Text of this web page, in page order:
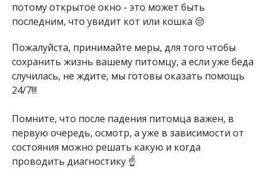
потому открытое окно - это может быть
последним, что увидит кот или кошка 😒
Пожалуйста, принимайте меры, для того чтобы
сохранить жизнь вашему питомцу, а если уже беда
случилась, не ждите, мы готовы оказать помощь
24/7!!!
Помните, что после падения питомца важен, в
первую очередь, осмотр, а уже в зависимости от
состояния можно решать какую и когда
проводить диагностику ☝️